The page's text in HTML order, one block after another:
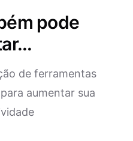
pode
de ferramentas
aumentar sua